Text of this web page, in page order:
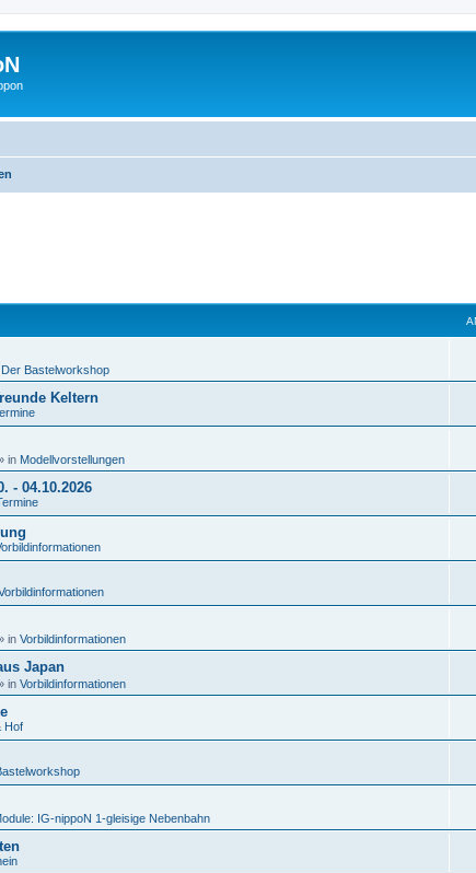
Der Bastelworkshop
Keltern
in Modellvorstellungen
- 04.10.2026
in Vorbildinformationen
Japan
in Vorbildinformationen
Hof
IG-nippoN 1-gleisige Nebenbahn